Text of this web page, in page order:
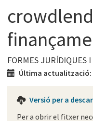
FORMES JURÍDIQUES
Última actualització:
Versió per a
Per a obrir el fitxer